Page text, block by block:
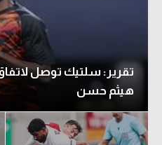
تقرير: سلتيك توصل
هيثم حسن